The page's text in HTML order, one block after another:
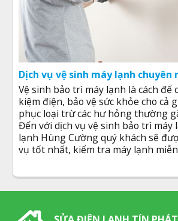
Dịch vụ vệ sinh máy lạnh chuyên
Vệ sinh bảo trì máy lạnh là cách để
kiệm điện, bảo vệ sức khỏe cho cả
phục loại trừ các hư hỏng thường
Đến với dịch vụ vệ sinh bảo trì máy
lạnh Hùng Cường quý khách sẽ
vụ tốt nhất, kiểm tra máy lạnh miễn